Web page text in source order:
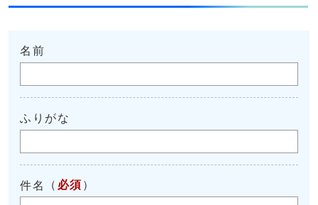
名前
ふりがな
件名 （ 必須 ）